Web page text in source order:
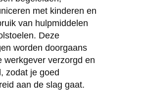
met kinderen en
van hulpmiddelen
Deze
worden doorgaans
werkgever verzorgd en
zodat je goed
aan de slag gaat.